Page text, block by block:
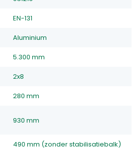
EN-131
Aluminium
5.300 mm
2x8
280 mm
930 mm
490 mm (zonder stabilisatiebalk)